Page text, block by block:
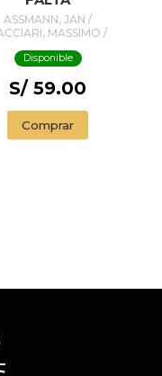
ASSMANN, JAN /
MASSIMO /
JORDI / VELA DEL
Disponible
S/ 59.00
Comprar